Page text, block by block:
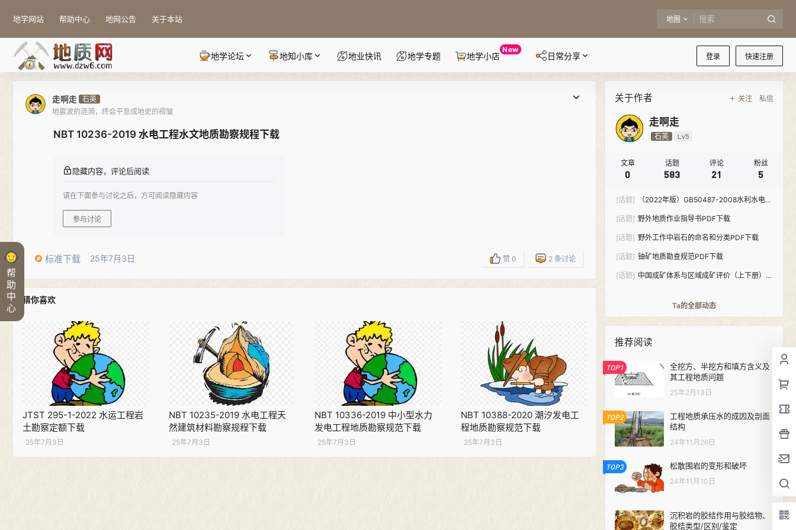
帮
助
中
心
地学网站 帮助中心 地网公告 关于本站 地圈
登录 快速注册
地学论坛 地知小库 地业快讯 地学专题 地学小店
New
日常分享
走啊走 石英
地震波的涟漪，终会平息成地史的褶皱
NBT 10236-2019 水电工程水文地质勘察规程下载
隐藏内容，评论后阅读
请在下面参与讨论之后，方可阅读隐藏内容
参与讨论
标准下载 25年7月3日 赞 0 2 条讨论
猜你喜欢
JTST 295-1-2022 水运工程岩
土勘察定额下载
25年7月3日
NBT 10235-2019 水电工程天
然建筑材料勘察规程下载
25年7月3日
NBT 10336-2019 中小型水力
发电工程地质勘察规范下载
25年7月3日
NBT 10388-2020 潮汐发电工
程地质勘察规范下载
25年7月3日
关于作者 关注 私信
走啊走
石英 Lv5
文章
0
话题
583
评论
21
粉丝
5
[话题]
（2022年版）GB50487-2008水利水电工
[话题] 野外地质作业指导书PDF下载
[话题] 野外工作中岩石的命名和分类PDF下载
[话题] 铀矿地质勘查规范PDF下载
[话题] 中国成矿体系与区域成矿评价（上下册）
Ta的全部动态
推荐阅读
TOP1
全挖方、半挖方和填方含义及
其工程地质问题
25年2月13日
TOP2
工程地质承压水的成因及剖面
结构
24年11月26日
TOP3 松散围岩的变形和破坏
24年11月10日
沉积岩的胶结作用与胶结物、
胶结类型/区别/鉴定